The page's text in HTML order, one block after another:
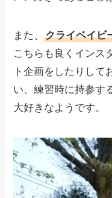
また、クライベイビ
こちらも良くインス
ト企画をしたりして
い、練習時に持参す
大好きなようです。